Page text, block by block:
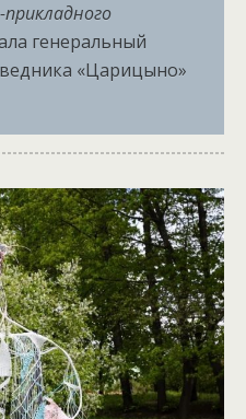
генеральный
«Царицыно»